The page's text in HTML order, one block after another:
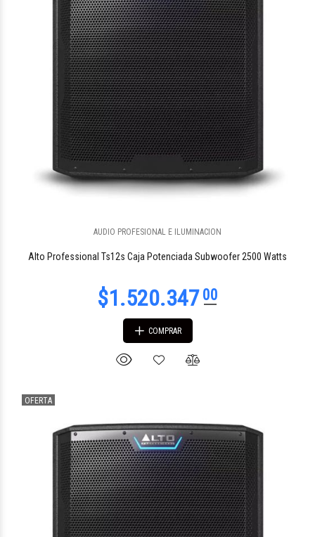
AUDIO PROFESIONAL E ILUMINACION
Alto Professional Ts12s Caja Potenciada Subwoofer 2500 Watts
COMPRAR
OFERTA
$945.98777
$1.155.30900